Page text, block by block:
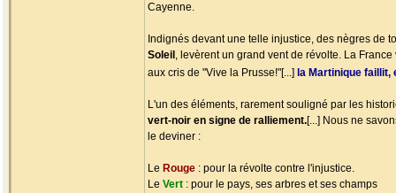
Cayenne.
Indignés devant une telle injustice, des nègres de
Soleil , levèrent un grand vent de révolte. La
aux cris de "Vive la Prusse!"[...] la Martinique
L'un des éléments, rarement souligné par les
vert-noir en signe de ralliement.[...] Nous ne
le deviner :
Le Rouge : pour la révolte contre l'injustice.
Le Vert : pour le pays, ses arbres et ses champs